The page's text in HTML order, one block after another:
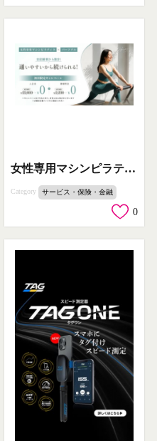
女性専用マシンピラティス 初回無料体験
Category サービス・保険・金融
0